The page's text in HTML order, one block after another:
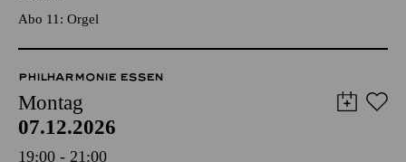
TICKETS
25,00€
Abo 11: Orgel
PHILHARMONIE ESSEN